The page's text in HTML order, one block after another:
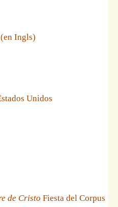
Ingls)
Unidos
de Cristo Fiesta del Corpus